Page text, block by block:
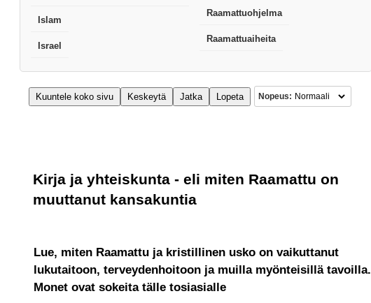
Islam
Israel
Raamattuohjelma
Raamattuaiheita
Kuuntele koko sivu Keskeytä Jatka Lopeta Nopeus:
Kirja ja yhteiskunta - eli miten Raamattu on
muuttanut kansakuntia
Lue, miten Raamattu ja kristillinen usko on vaikuttanut
lukutaitoon, terveydenhoitoon ja muilla myönteisillä tavoilla.
Monet ovat sokeita tälle tosiasialle